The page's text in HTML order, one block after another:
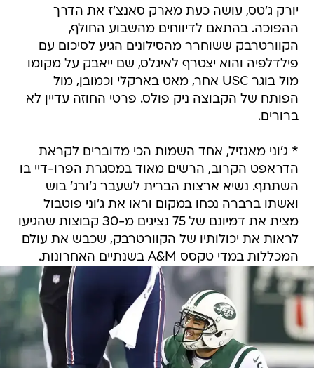
יורק ג'טס, עושה כעת מארק סאנצ'ז את הדרך
ההפוכה. בהתאם לדיווחים מהשבוע החולף,
הקוורטרבק ששוחרר מהסילונים הגיע לסיכום עם
פילדלפיה והוא יצטרף לאיגלס, שם ייאבק על מקומו
מול בוגר USC אחר, מאט בארקלי וכמובן, מול
הפותח של הקבוצה ניק פולס. פרטי החוזה עדיין לא
ברורים.
* ג'וני מאנזיל, אחד השמות הכי מדוברים לקראת
הדראפט הקרוב, הרשים מאוד במסגרת הפרו-דיי בו
השתתף. נשיא ארצות הברית לשעבר ג'ורג' בוש
ואשתו ברברה נכחו במקום וראו את ג'וני פוטבול
מצית את דמיונם של 75 נציגים מ-30 קבוצות שהגיעו
לראות את יכולותיו של הקוורטרבק, שכבש את עולם
המכללות במדי טקסס A&M בשנתיים האחרונות.